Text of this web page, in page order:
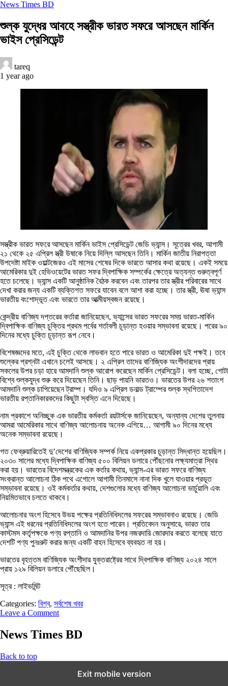
News Times BD
শুল্ক যুদ্ধের আবহে সস্ত্রীক ভারত সফরে আসছেন মার্কিন
ভাইস প্রেসিডেন্ট
tareq
1 year ago
সস্ত্রীক ভারত সফরে আসছেন মার্কিন ভাইস প্রেসিডেন্ট জেডি ভ্যান্স। সূত্রের খবর, আগামী
২১ থেকে ২৫ এপ্রিল স্ত্রী উষাকে নিয়ে দিল্লি আসছেন তিনি। মার্কিন জাতীয় নিরাপত্তা
উপদেষ্টা মাইক ওয়াল্টজেরও এই মাসের শেষের দিকে ভারতে আসার কথা রয়েছে। একই সময়ে
আমেরিকার দুই হেভিওয়েটের ভারত সফর দ্বিপাক্ষিক সম্পর্কের ক্ষেত্রে অত্যন্ত গুরুত্বপূর্ণ
হতে চলেছে। ভ্যান্স একটি আনুষ্ঠানিক বৈঠক করবেন এবং তারপর তার স্ত্রীর পরিবারের সাথে
দেখা করার জন্য একটি ব্যক্তিগত সফরে যাবেন বলে আশা করা হচ্ছে। তার স্ত্রী, ঊষা ভ্যান্স
ভারতীয় বংশোদ্ভূত এবং ভারতে তার আত্মীয়স্বজন রয়েছে।
কেন্দ্রীয় বাণিজ্য দপ্তরের কর্তারা জানিয়েছেন, ভ্যান্সের ভারত সফরের সময় ভারত-মার্কিন
দ্বিপাক্ষিক বাণিজ্য চুক্তির প্রথম পর্বের শর্তাবলী চূড়ান্ত হওয়ার সম্ভাবনা রয়েছে। পরের ৯০
দিনের মধ্যে চুক্তি চূড়ান্ত রূপ নেবে।
বিশেষজ্ঞদের মতে, এই চুক্তি থেকে লাভবান হতে পারে ভারত ও আমেরিকা দুই পক্ষই। তবে
শুল্কের প্রশ্নটা এখানে চলেই আসছে। ২ এপ্রিল তাদের বাণিজ্যিক অংশীদারদের প্রায়
সকলের উপর চড়া হারে আমদানি শুল্ক আরোপ করেছেন মার্কিন প্রেসিডেন্ট। বলা হচ্ছে, গোটা
বিশ্বে শুল্কযুদ্ধ শুরু করে দিয়েছেন তিনি। ছাড় পায়নি ভারতও। ভারতের উপর ২৬ শতাংশ
আমদানি শুল্ক চাপিয়েছেন ট্রাম্প। যদিও ৯ এপ্রিল ডনাল্ড ট্রাম্পের শুল্ক স্থগিতাদেশ
ভারতীয় রপ্তানিকারকদের কিছুটা স্বস্তি এনে দিয়েছে।
নাম প্রকাশে অনিচ্ছুক এক ভারতীয় কর্মকর্তা রয়টার্সকে জানিয়েছেন, অন্যান্য দেশের তুলনায়
আমরা আমেরিকার সাথে বাণিজ্য আলোচনায় অনেক এগিয়ে… আগামী ৯০ দিনের মধ্যে
অনেক সম্ভাবনা রয়েছে।
গত ফেব্রুয়ারিতেই দু’দেশের বাণিজ্যিক সম্পর্ক নিয়ে একপ্রকার চূড়ান্ত সিদ্ধান্ত হয়েছিল।
২০৩০ সালের মধ্যে দ্বিপাক্ষিক বাণিজ্য ৫০০ বিলিয়ন ডলারে পৌঁছনোর লক্ষ্যমাত্রা স্থির
করা হয়। ভারতের বিদেশমন্ত্রকের এক কর্তার কথায়, ভ্যান্স-এর ভারত সফরে বাণিজ্য
সংক্রান্ত আলোচনা ঠিক পথে এগোলে আগামী তিনমাসে নানা দিক খুলে যাওয়ার প্রভূত
সম্ভাবনা রয়েছে। ওই কর্মকর্তার কথায়, দেশগুলোর মধ্যে বাণিজ্য আলোচনা ভার্চুয়ালি এবং
নিয়মিতভাবে চলতে থাকবে।
আলোচনার অংশ হিসেবে উভয় পক্ষের প্রতিনিধিদলের সফরের সম্ভাবনাও রয়েছে। জেডি
ভ্যান্স এই ধরনের প্রতিনিধিদলের অংশ হতে পারেন। প্রতিবেদন অনুসারে, ভারত তার
কাস্টমস কর্তৃপক্ষকে পণ্য রপ্তানি ও আমদানির উপর নজরদারি জোরদার করতে বলেছে যাতে
দেশটি পণ্য পুনঃরুট করার জন্য একটি বাহন হিসেবে ব্যবহৃত না হয়।
ভারতের বৃহত্তম বাণিজ্যিক অংশীদার যুক্তরাষ্ট্রের সাথে দ্বিপাক্ষিক বাণিজ্য ২০২৪ সালে
প্রায় ১২৯ বিলিয়ন ডলারে পৌঁছেছিল।
সূত্র : লাইভমিন্ট
Categories: বিশ্ব, সর্বশেষ খবর
Leave a Comment
News Times BD
Back to top
Exit mobile version